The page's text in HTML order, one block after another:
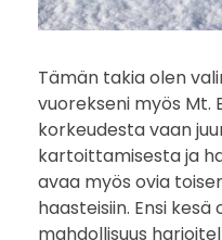
Tämän takia olen
vuorekseni myös Mt.
korkeudesta vaan
kartoittamisesta ja
avaa myös ovia
haasteisiin. Ensi
mahdollisuus